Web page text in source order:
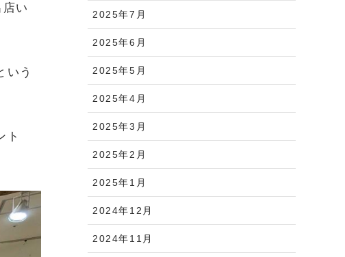
い
いう
ト
2025年7月
2025年6月
2025年5月
2025年4月
2025年3月
2025年2月
2025年1月
2024年12月
2024年11月